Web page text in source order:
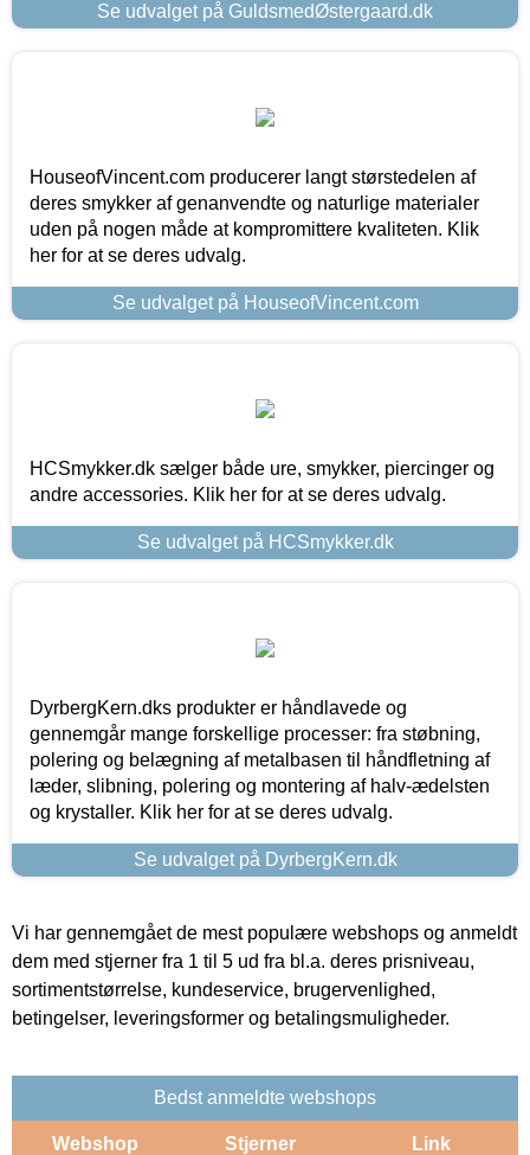
Se udvalget på GuldsmedØstergaard.dk
HouseofVincent.com producerer langt størstedelen af
deres smykker af genanvendte og naturlige materialer
uden på nogen måde at kompromittere kvaliteten. Klik
her for at se deres udvalg.
Se udvalget på HouseofVincent.com
HCSmykker.dk sælger både ure, smykker, piercinger og
andre accessories. Klik her for at se deres udvalg.
Se udvalget på HCSmykker.dk
DyrbergKern.dks produkter er håndlavede og
gennemgår mange forskellige processer: fra støbning,
polering og belægning af metalbasen til håndfletning af
læder, slibning, polering og montering af halv-ædelsten
og krystaller. Klik her for at se deres udvalg.
Se udvalget på DyrbergKern.dk
Vi har gennemgået de mest populære webshops og anmeldt
dem med stjerner fra 1 til 5 ud fra bl.a. deres prisniveau,
sortimentstørrelse, kundeservice, brugervenlighed,
betingelser, leveringsformer og betalingsmuligheder.
Bedst anmeldte webshops
Webshop Stjerner Link